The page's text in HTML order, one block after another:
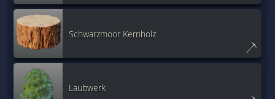
Schwarzmoor Kernholz
Laubwerk